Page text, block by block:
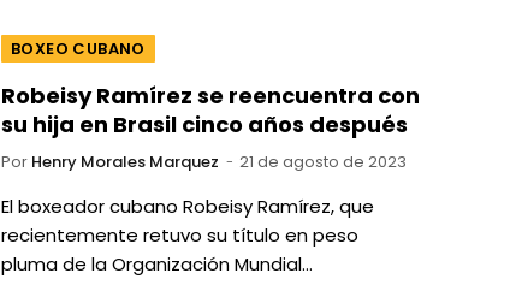
BOXEO CUBANO
Robeisy Ramírez se reencuentra con
su hija en Brasil cinco años después
Por Henry Morales Marquez 21 de agosto de 2023
El boxeador cubano Robeisy Ramírez, que
recientemente retuvo su título en peso
pluma de la Organización Mundial…